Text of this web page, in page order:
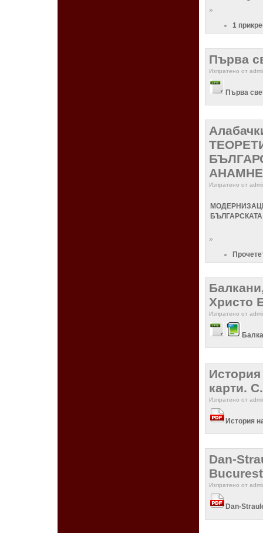
»
1
Първа
Изпратено от
Първа
Изпратено от
»
Христо
Изпратено от
карти.
Изпратено от
История
Dan-
Изпратено от
Dan-